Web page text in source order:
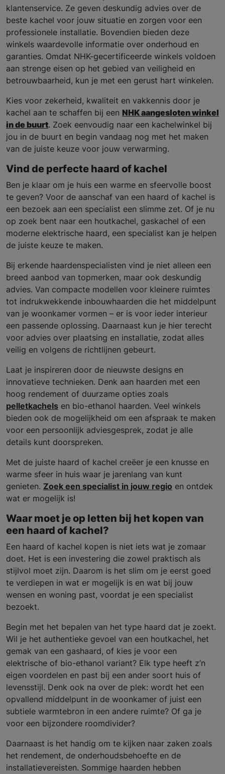
klantenservice. Ze geven deskundig advies over de
beste kachel voor jouw situatie en zorgen voor een
professionele installatie. Bovendien bieden deze
winkels waardevolle informatie over onderhoud en
garanties. Omdat NHK-gecertificeerde winkels voldoen
aan strenge eisen op het gebied van veiligheid en
betrouwbaarheid, kun je met een gerust hart winkelen.
Kies voor zekerheid, kwaliteit en vakkennis door je
kachel aan te schaffen bij een NHK aangesloten winkel
in de buurt. Zoek eenvoudig naar een kachelwinkel bij
jou in de buurt en begin vandaag nog met het maken
van de juiste keuze voor jouw verwarming.
Vind de perfecte haard of kachel
Ben je klaar om je huis een warme en sfeervolle boost
te geven? Voor de aanschaf van een haard of kachel is
een bezoek aan een specialist een slimme zet. Of je nu
op zoek bent naar een houtkachel, gaskachel of een
moderne elektrische haard, een specialist kan je helpen
de juiste keuze te maken.
Bij erkende haardenspecialisten vind je niet alleen een
breed aanbod van topmerken, maar ook deskundig
advies. Van compacte modellen voor kleinere ruimtes
tot indrukwekkende inbouwhaarden die het middelpunt
van je woonkamer vormen – er is voor ieder interieur
een passende oplossing. Daarnaast kun je hier terecht
voor advies over plaatsing en installatie, zodat alles
veilig en volgens de richtlijnen gebeurt.
Laat je inspireren door de nieuwste designs en
innovatieve technieken. Denk aan haarden met een
hoog rendement of duurzame opties zoals
pelletkachels en bio-ethanol haarden. Veel winkels
bieden ook de mogelijkheid om een afspraak te maken
voor een persoonlijk adviesgesprek, zodat je alle
details kunt doorspreken.
Met de juiste haard of kachel creëer je een knusse en
warme sfeer in huis waar je jarenlang van kunt
genieten. Zoek een specialist in jouw regio en ontdek
wat er mogelijk is!
Waar moet je op letten bij het kopen van
een haard of kachel?
Een haard of kachel kopen is niet iets wat je zomaar
doet. Het is een investering die zowel praktisch als
stijlvol moet zijn. Daarom is het slim om je eerst goed
te verdiepen in wat er mogelijk is en wat bij jouw
wensen en woning past, voordat je een specialist
bezoekt.
Begin met het bepalen van het type haard dat je zoekt.
Wil je het authentieke gevoel van een houtkachel, het
gemak van een gashaard, of kies je voor een
elektrische of bio-ethanol variant? Elk type heeft z’n
eigen voordelen en past bij een ander soort huis of
levensstijl. Denk ook na over de plek: wordt het een
opvallend middelpunt in de woonkamer of juist een
subtiele warmtebron in een andere ruimte? Of ga je
voor een bijzondere roomdivider?
Daarnaast is het handig om te kijken naar zaken zoals
het rendement, de onderhoudsbehoefte en de
installatievereisten. Sommige haarden hebben